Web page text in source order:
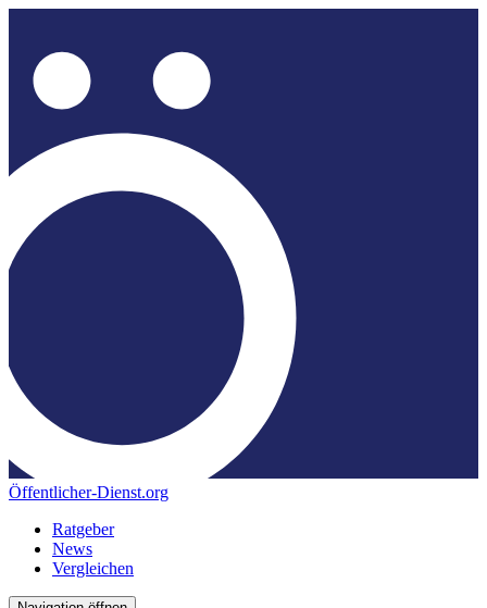
Öffentlicher-Dienst.org
Ratgeber
News
Vergleichen